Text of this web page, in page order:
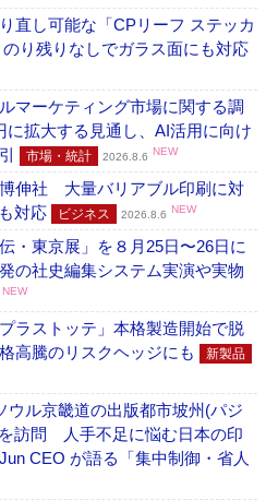
直し可能な「CPリーフ ステッカ
り残りなしでガラス面にも対応
マーケティング市場に関する調
拡大する見通し、AI活用に向け
市場・統計 2026.8.6 NEW
博伸社 大量バリアブル印刷に対
対応
ビジネス 2026.8.6 NEW
東京展」を８月25日〜26日に
の社史編集システム実演や実物
NEW
ラストッテ」本格製造開始で脱
高騰のリスクヘッジにも
新製品
ウル京畿道の出版都市坡州(パジ
訪問 人手不足に悩む日本の印
CEO が語る「集中制御・省人